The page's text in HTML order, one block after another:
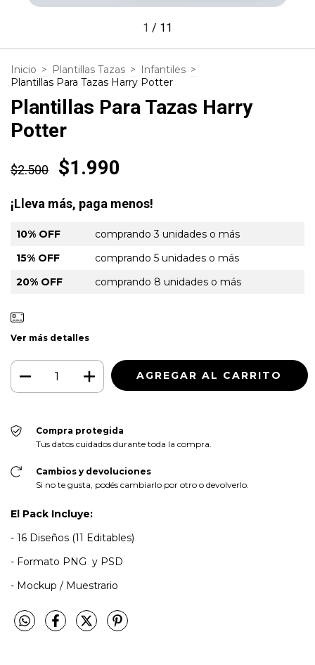
1 / 11
Inicio > Plantillas Tazas > Infantiles >
Plantillas Para Tazas Harry Potter
Plantillas Para Tazas Harry
Potter
$2.500 $1.990
¡Lleva más, paga menos!
10% OFF
comprando 3 unidades o más
15% OFF
comprando 5 unidades o más
20% OFF
comprando 8 unidades o más
Ver más detalles
Compra protegida
Tus datos cuidados durante toda la compra.
Cambios y devoluciones
Si no te gusta, podés cambiarlo por otro o devolverlo.
El Pack Incluye:
- 16 Diseños (11 Editables)
- Formato PNG y PSD
- Mockup / Muestrario